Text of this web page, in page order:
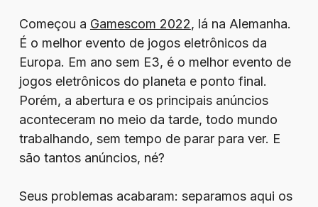
Começou a Gamescom 2022, lá na Alemanha.
É o melhor evento de jogos eletrônicos da
Europa. Em ano sem E3, é o melhor evento de
jogos eletrônicos do planeta e ponto final.
Porém, a abertura e os principais anúncios
aconteceram no meio da tarde, todo mundo
trabalhando, sem tempo de parar para ver. E
são tantos anúncios, né?
Seus problemas acabaram: separamos aqui os